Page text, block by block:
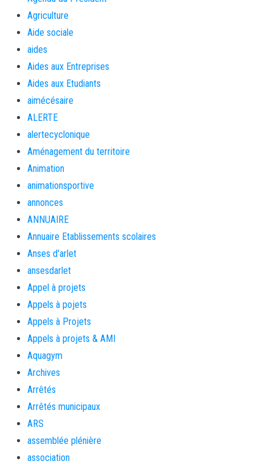
Agriculture
Aide sociale
aides
Aides aux Entreprises
Aides aux Etudiants
aimécésaire
ALERTE
alertecyclonique
Aménagement du territoire
Animation
animationsportive
annonces
ANNUAIRE
Annuaire Etablissements scolaires
Anses d'arlet
ansesdarlet
Appel à projets
Appels à pojets
Appels à Projets
Appels à projets & AMI
Aquagym
Archives
Arrêtés
Arrêtés municipaux
ARS
assemblée plénière
association